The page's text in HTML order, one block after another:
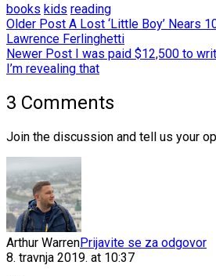
books kids reading
Older Post A Lost ‘Little Boy’ Nears
Lawrence Ferlinghetti
Newer Post I was paid $12,500 to
I’m revealing that
3 Comments
Join the discussion and tell us your
Arthur WarrenPrijavite se za odgovor
8. travnja 2019. at 10:37